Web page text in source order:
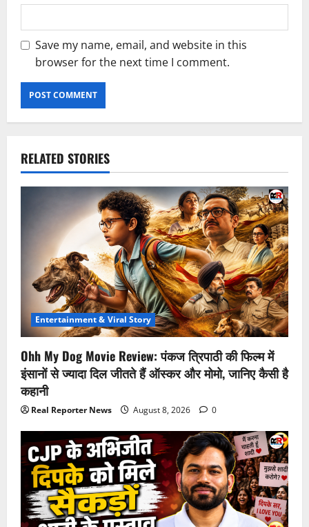
Save my name, email, and website in this
browser for the next time I comment.
RELATED STORIES
Entertainment & Viral Story
Ohh My Dog Movie Review: पंकज त्रिपाठी की फिल्म में
इंसानों से ज्यादा दिल जीतते हैं ऑस्कर और मोमो, जानिए कैसी है
कहानी
Real Reporter News August 8, 2026 0